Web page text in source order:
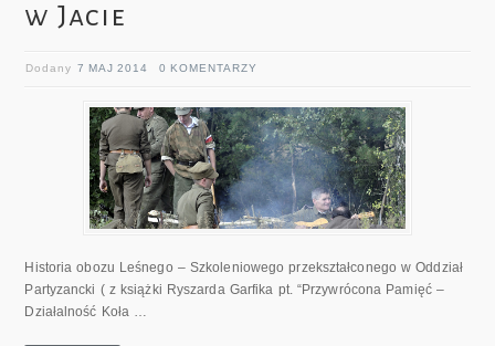
w Jacie
Dodany7 MAJ 2014 0 KOMENTARZY
Historia obozu Leśnego – Szkoleniowego przekształconego w Oddział
Partyzancki ( z książki Ryszarda Garfika pt. “Przywrócona Pamięć –
Działalność Koła …